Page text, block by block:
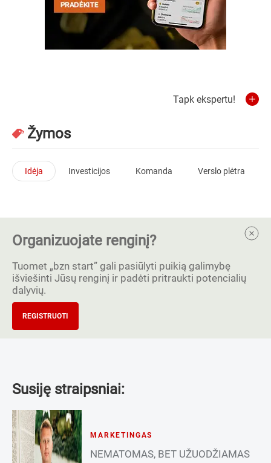
Tapk ekspertu!
Žymos
Idėja Investicijos Komanda Verslo plėtra
Organizuojate renginį?
Tuomet „bzn start” gali pasiūlyti puikią galimybę
išviešinti Jūsų renginį ir padėti pritraukti potencialių
dalyvių.
REGISTRUOTI
Susiję straipsniai:
MARKETINGAS
NEMATOMAS, BET UŽUODŽIAMAS